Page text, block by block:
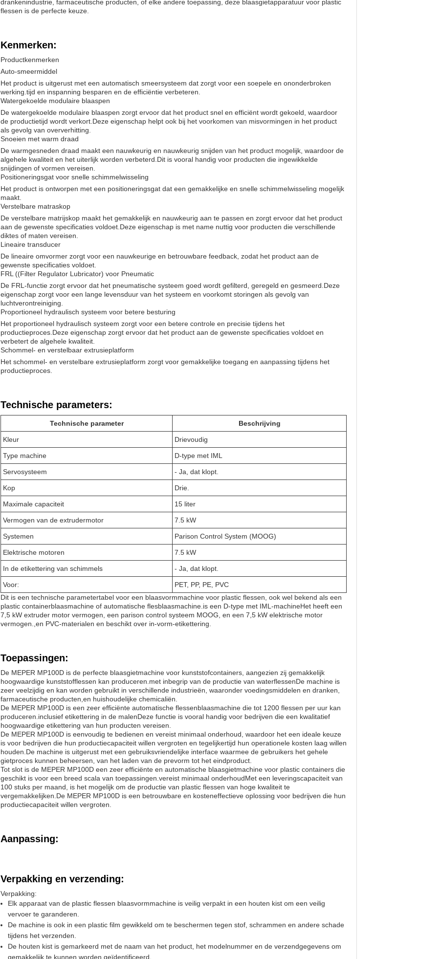
drankenindustrie, farmaceutische producten, of elke andere toepassing, deze blaasgietapparatuur voor plastic
flessen is de perfecte keuze.
Kenmerken:
Productkenmerken
Auto-smeermiddel
Het product is uitgerust met een automatisch smeersysteem dat zorgt voor een soepele en ononderbroken
werking.tijd en inspanning besparen en de efficiëntie verbeteren.
Watergekoelde modulaire blaaspen
De watergekoelde modulaire blaaspen zorgt ervoor dat het product snel en efficiënt wordt gekoeld, waardoor
de productietijd wordt verkort.Deze eigenschap helpt ook bij het voorkomen van misvormingen in het product
als gevolg van oververhitting.
Snoeien met warm draad
De warmgesneden draad maakt een nauwkeurig en nauwkeurig snijden van het product mogelijk, waardoor de
algehele kwaliteit en het uiterlijk worden verbeterd.Dit is vooral handig voor producten die ingewikkelde
snijdingen of vormen vereisen.
Positioneringsgat voor snelle schimmelwisseling
Het product is ontworpen met een positioneringsgat dat een gemakkelijke en snelle schimmelwisseling mogelijk
maakt.
Verstelbare matraskop
De verstelbare matrijskop maakt het gemakkelijk en nauwkeurig aan te passen en zorgt ervoor dat het product
aan de gewenste specificaties voldoet.Deze eigenschap is met name nuttig voor producten die verschillende
diktes of maten vereisen.
Lineaire transducer
De lineaire omvormer zorgt voor een nauwkeurige en betrouwbare feedback, zodat het product aan de
gewenste specificaties voldoet.
FRL ((Filter Regulator Lubricator) voor Pneumatic
De FRL-functie zorgt ervoor dat het pneumatische systeem goed wordt gefilterd, geregeld en gesmeerd.Deze
eigenschap zorgt voor een lange levensduur van het systeem en voorkomt storingen als gevolg van
luchtverontreiniging.
Proportioneel hydraulisch systeem voor betere besturing
Het proportioneel hydraulisch systeem zorgt voor een betere controle en precisie tijdens het
productieproces.Deze eigenschap zorgt ervoor dat het product aan de gewenste specificaties voldoet en
verbetert de algehele kwaliteit.
Schommel- en verstelbaar extrusieplatform
Het schommel- en verstelbare extrusieplatform zorgt voor gemakkelijke toegang en aanpassing tijdens het
productieproces.
Technische parameters:
Technische parameter Beschrijving
Kleur Drievoudig
Type machine D-type met IML
Servosysteem - Ja, dat klopt.
Kop Drie.
Maximale capaciteit 15 liter
Vermogen van de extrudermotor 7.5 kW
Systemen Parison Control System (MOOG)
Elektrische motoren 7.5 kW
In de etikettering van schimmels - Ja, dat klopt.
Voor:
PET, PP, PE, PVC
Dit is een technische parametertabel voor een blaasvormmachine voor plastic flessen, ook wel bekend als een
plastic containerblaasmachine of automatische flesblaasmachine.is een D-type met IML-machineHet heeft een
7,5 kW extruder motor vermogen, een parison control systeem MOOG, en een 7,5 kW elektrische motor
vermogen.,en PVC-materialen en beschikt over in-vorm-etikettering.
Toepassingen:
De MEPER MP100D is de perfecte blaasgietmachine voor kunststofcontainers, aangezien zij gemakkelijk
hoogwaardige kunststofflessen kan produceren.met inbegrip van de productie van waterflessenDe machine is
zeer veelzijdig en kan worden gebruikt in verschillende industrieën, waaronder voedingsmiddelen en dranken,
farmaceutische producten,en huishoudelijke chemicaliën.
De MEPER MP100D is een zeer efficiënte automatische flessenblaasmachine die tot 1200 flessen per uur kan
produceren.inclusief etikettering in de malenDeze functie is vooral handig voor bedrijven die een kwalitatief
hoogwaardige etikettering van hun producten vereisen.
De MEPER MP100D is eenvoudig te bedienen en vereist minimaal onderhoud, waardoor het een ideale keuze
is voor bedrijven die hun productiecapaciteit willen vergroten en tegelijkertijd hun operationele kosten laag willen
houden.De machine is uitgerust met een gebruiksvriendelijke interface waarmee de gebruikers het gehele
gietproces kunnen beheersen, van het laden van de prevorm tot het eindproduct.
Tot slot is de MEPER MP100D een zeer efficiënte en automatische blaasgietmachine voor plastic containers die
geschikt is voor een breed scala van toepassingen.vereist minimaal onderhoudMet een leveringscapaciteit van
100 stuks per maand, is het mogelijk om de productie van plastic flessen van hoge kwaliteit te
vergemakkelijken.De MEPER MP100D is een betrouwbare en kosteneffectieve oplossing voor bedrijven die hun
productiecapaciteit willen vergroten.
Aanpassing:
Verpakking en verzending:
Verpakking:
Elk apparaat van de plastic flessen blaasvormmachine is veilig verpakt in een houten kist om een veilig
vervoer te garanderen.
De machine is ook in een plastic film gewikkeld om te beschermen tegen stof, schrammen en andere schade
tijdens het verzenden.
De houten kist is gemarkeerd met de naam van het product, het modelnummer en de verzendgegevens om
gemakkelijk te kunnen worden geïdentificeerd.